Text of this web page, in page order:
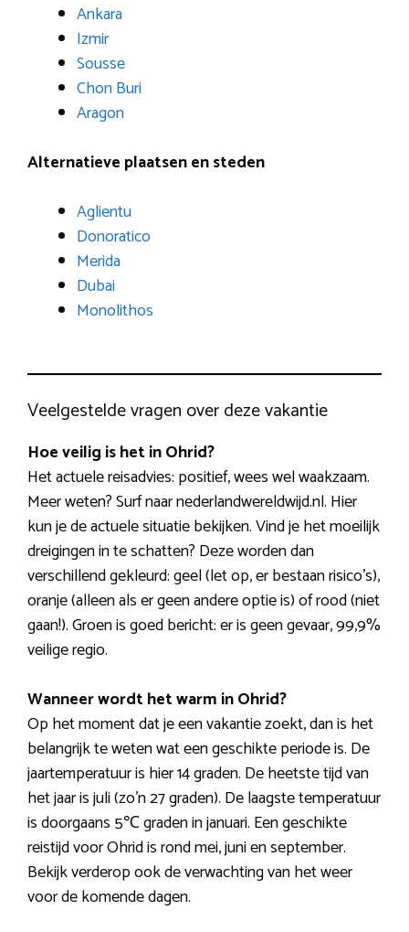
Ankara
Izmir
Sousse
Chon Buri
Aragon
Alternatieve plaatsen en steden
Aglientu
Donoratico
Merida
Dubai
Monolithos
Veelgestelde vragen over deze vakantie
Hoe veilig is het in Ohrid?
Het actuele reisadvies: positief, wees wel waakzaam.
Meer weten? Surf naar nederlandwereldwijd.nl. Hier
kun je de actuele situatie bekijken. Vind je het moeilijk
dreigingen in te schatten? Deze worden dan
verschillend gekleurd: geel (let op, er bestaan risico’s),
oranje (alleen als er geen andere optie is) of rood (niet
gaan!). Groen is goed bericht: er is geen gevaar, 99,9%
veilige regio.
Wanneer wordt het warm in Ohrid?
Op het moment dat je een vakantie zoekt, dan is het
belangrijk te weten wat een geschikte periode is. De
jaartemperatuur is hier 14 graden. De heetste tijd van
het jaar is juli (zo’n 27 graden). De laagste temperatuur
is doorgaans 5℃ graden in januari. Een geschikte
reistijd voor Ohrid is rond mei, juni en september.
Bekijk verderop ook de verwachting van het weer
voor de komende dagen.